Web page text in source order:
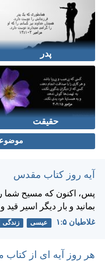
پدر
حقیقت
آیه روز کتاب مقدس
پس، اكنون كه مسيح شما
بمانيد و بار ديگر اسير
غلاطيان ۵:‏۱ عیسی زندگی
هر روز آیه ای از